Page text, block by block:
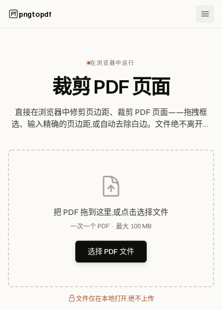
pngtopdf
在浏览器中运行
裁剪 PDF 页面
直接在浏览器中修剪页边距、裁剪 PDF 页面——拖拽框
选、输入精确的页边距,或自动去除白边。文件绝不离开你
把 PDF 拖到这里,或点击选择文件
一次一个 PDF · 最大 100 MB
选择 PDF 文件
文件仅在本地打开,绝不上传